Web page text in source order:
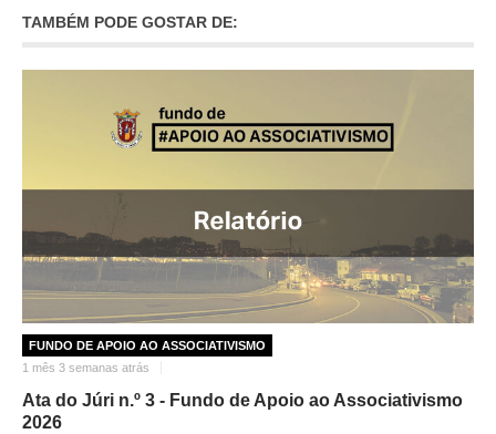
TAMBÉM PODE GOSTAR DE:
FUNDO DE APOIO AO ASSOCIATIVISMO
1 mês 3 semanas atrás
Ata do Júri n.º 3 - Fundo de Apoio ao Associativismo
2026